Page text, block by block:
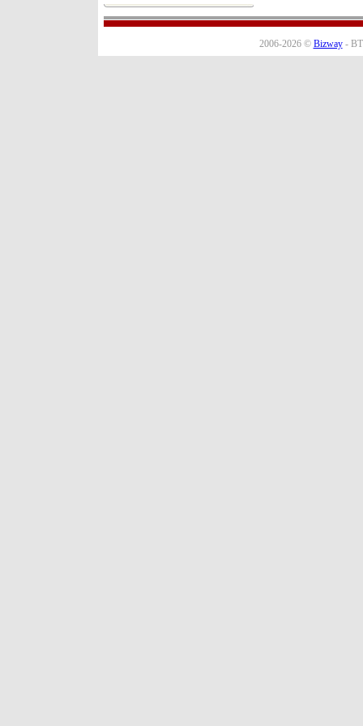
2006-2026 © Bizway-